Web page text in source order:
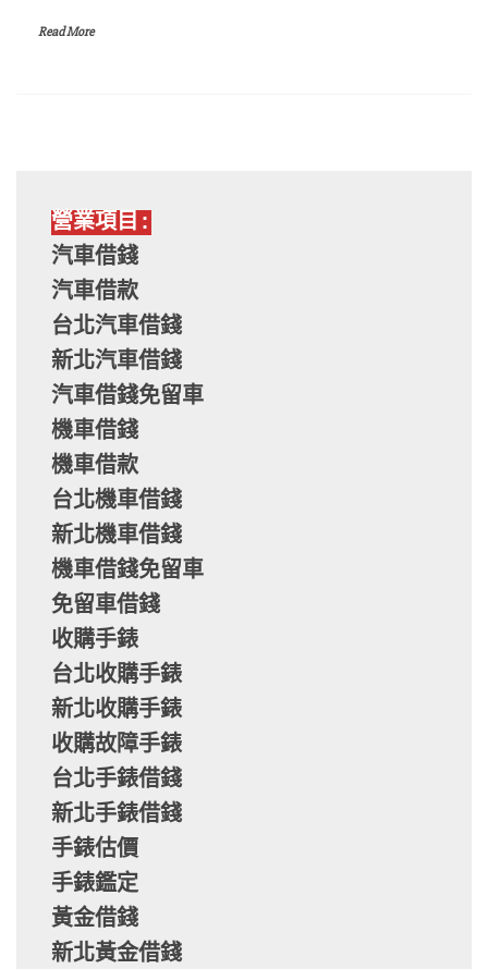
Read More
營業項目:
汽車借錢
汽車借款
台北汽車借錢
新北汽車借錢
汽車借錢免留車
機車借錢
機車借款
台北機車借錢
新北機車借錢
機車借錢免留車
免留車借錢
收購手錶
台北收購手錶
新北收購手錶
收購故障手錶
台北手錶借錢
新北手錶借錢
手錶估價
手錶鑑定
黃金借錢
新北黃金借錢